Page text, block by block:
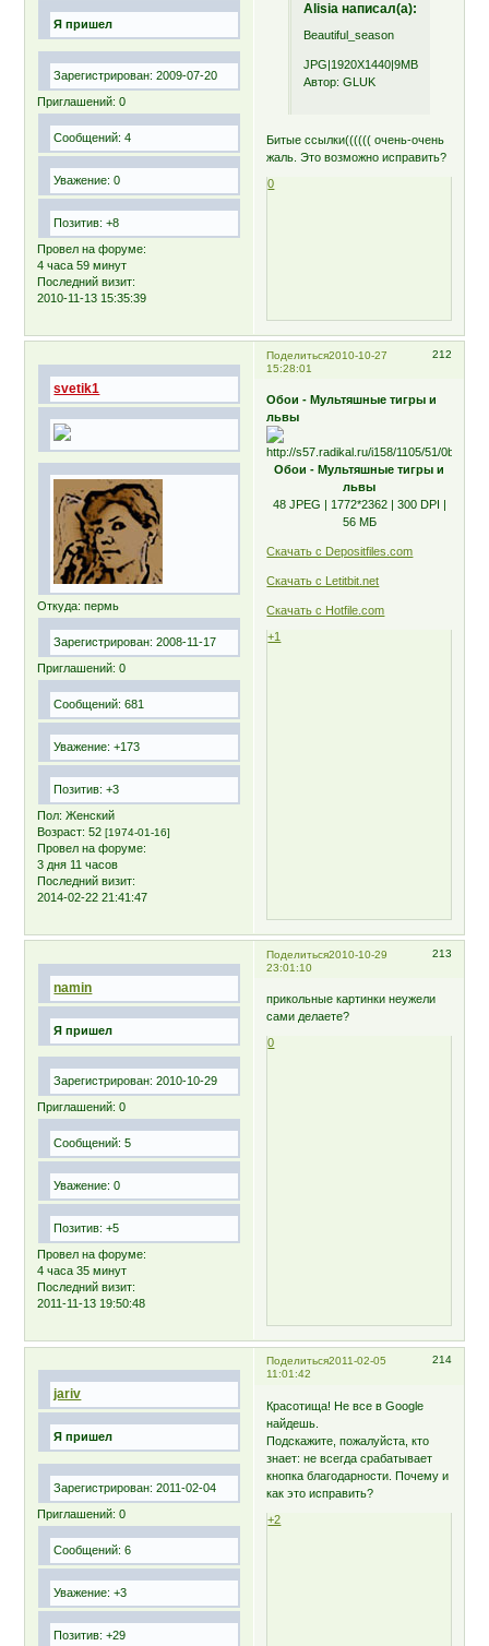
Я пришел
Зарегистрирован: 2009-07-20
Приглашений: 0
Сообщений: 4
Уважение: 0
Позитив: +8
Провел на форуме:
4 часа 59 минут
Последний визит:
2010-11-13 15:35:39
Alisia написал(а):
Beautiful_season
JPG|1920X1440|9MB
Автор: GLUK
Битые ссылки(((((( очень-очень
жаль. Это возможно исправить?
0
Поделиться 212
2010-10-27
15:28:01
svetik1
Откуда: пермь
Зарегистрирован: 2008-11-17
Приглашений: 0
Сообщений: 681
Уважение: +173
Позитив: +3
Пол: Женский
Возраст: 52[1974-01-16]
Провел на форуме:
3 дня 11 часов
Последний визит:
2014-02-22 21:41:47
Обои - Мультяшные тигры и
львы
Обои - Мультяшные тигры и
львы
48 JPEG | 1772*2362 | 300 DPI |
56 МБ
Скачать с Depositfiles.com
Скачать с Letitbit.net
Скачать с Hotfile.com
+1
Поделиться 213
2010-10-29
23:01:10
namin
Я пришел
Зарегистрирован: 2010-10-29
Приглашений: 0
Сообщений: 5
Уважение: 0
Позитив: +5
Провел на форуме:
4 часа 35 минут
Последний визит:
2011-11-13 19:50:48
прикольные картинки неужели
сами делаете?
0
Поделиться 214
2011-02-05
11:01:42
jariv
Я пришел
Зарегистрирован: 2011-02-04
Приглашений: 0
Сообщений: 6
Уважение: +3
Позитив: +29
Красотища! Не все в Google
найдешь.
Подскажите, пожалуйста, кто
знает: не всегда срабатывает
кнопка благодарности. Почему и
как это исправить?
+2